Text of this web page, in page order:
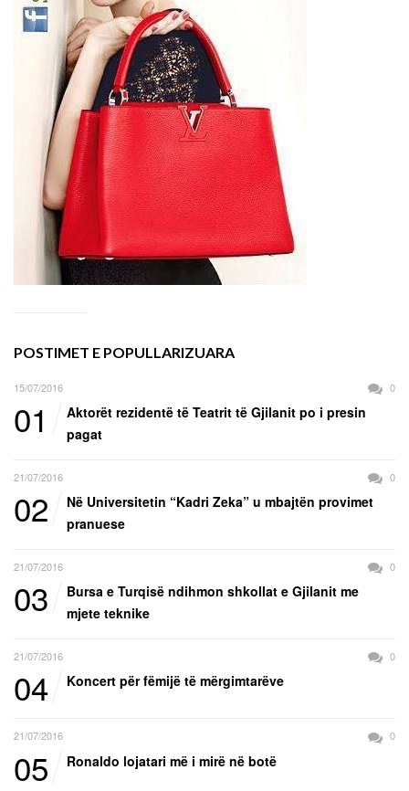
POSTIMET E POPULLARIZUARA
15/07/2016 0
01
Aktorët rezidentë të Teatrit të Gjilanit po i presin
pagat
21/07/2016 0
02
Në Universitetin “Kadri Zeka” u mbajtën provimet
pranuese
21/07/2016 0
03
Bursa e Turqisë ndihmon shkollat e Gjilanit me
mjete teknike
21/07/2016 0
04 Koncert për fëmijë të mërgimtarëve
21/07/2016 0
05 Ronaldo lojatari më i mirë në botë